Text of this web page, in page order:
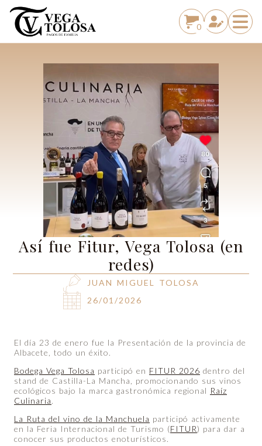
0
Así fue Fitur, Vega Tolosa (en
redes)
JUAN MIGUEL TOLOSA
26/01/2026
El día 23 de enero fue la Presentación de la provincia de
Albacete, todo un éxito.
Bodega Vega Tolosa participó en FITUR 2026 dentro del
stand de Castilla-La Mancha, promocionando sus vinos
ecológicos bajo la marca gastronómica regional Raíz
Culinaria.
La Ruta del vino de la Manchuela participó activamente
en la Feria Internacional de Turismo (FITUR) para dar a
conocer sus productos enoturísticos.